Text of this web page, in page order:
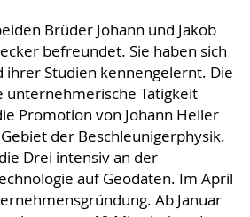
Brüder Johann und Jakob
befreundet. Sie haben sich
ihrer Studien kennengelernt. Die
unternehmerische Tätigkeit
Promotion von Johann Heller
der Beschleunigerphysik.
Drei intensiv an der
auf Geodaten. Im April
Ab Januar